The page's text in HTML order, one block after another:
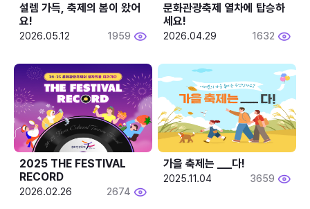
설렘 가득, 축제의 봄이 왔어
요!
2026.05.12 1959
문화관광축제 열차에 탑승하
세요!
2026.04.29 1632
2025 THE FESTIVAL
RECORD
2026.02.26 2674
2025.11.04 3659